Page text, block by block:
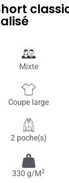
Mixte
Coupe large
2 poche(s)
330 g/M2